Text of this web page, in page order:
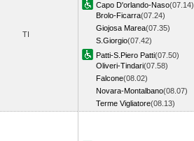
TI
Capo D'orlando-Naso(07.14)
Brolo-Ficarra(07.24)
Giojosa Marea(07.35)
S.Giorgio(07.42)
Patti-S.Piero Patti(07.50)
Oliveri-Tindari(07.58)
Falcone(08.02)
Novara-Montalbano(08.07)
Terme Vigliatore(08.13)